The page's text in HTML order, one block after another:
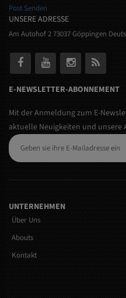
Post Senden
UNSERE ADRESSE
Am Autohof 2 73037 Göppingen
E-NEWSLETTER-ABONNEMENT
Mit der Anmeldung zum E-
aktuelle Neuigkeiten und
UNTERNEHMEN
Über Uns
Abouts
Kontakt